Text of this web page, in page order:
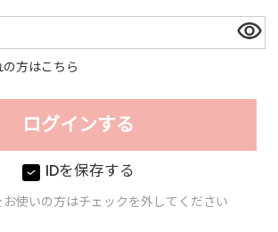
方はこちら
IDを保存する
使いの方はチェックを外してください